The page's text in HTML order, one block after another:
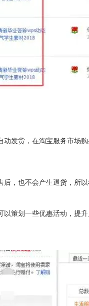
动发货，在淘宝服务市场
后，也不会产生退货，所
策划一些优惠活动，提升